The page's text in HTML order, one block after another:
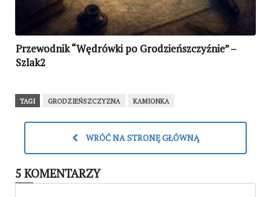
Przewodnik “Wędrówki po Grodzieńszczyźnie” –
Szlak2
TAGI GRODZIEŃSZCZYZNA KAMIONKA
WRÓĆ NA STRONĘ GŁÓWNĄ
5 KOMENTARZY